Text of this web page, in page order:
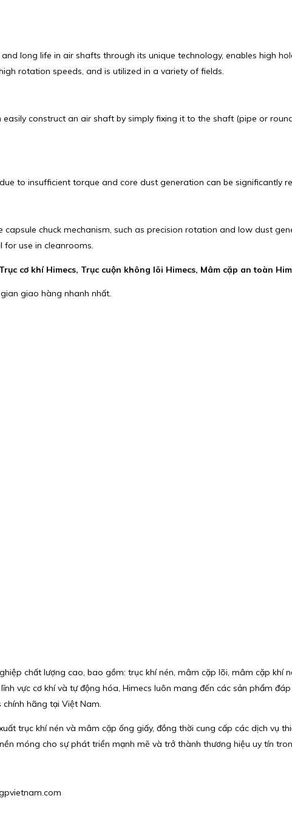
long life in air shafts through its unique technology, enables high
rotation speeds, and is utilized in a variety of fields.
construct an air shaft by simply fixing it to the shaft (pipe or
to insufficient torque and core dust generation can be significantly
chuck mechanism, such as precision rotation and low dust
use in cleanrooms.
cơ khí Himecs, Trục cuộn không lõi Himecs, Mâm cặp an toàn
giao hàng nhanh nhất.
chất lượng cao, bao gồm: trục khí nén, mâm cặp lõi, mâm cặp khí
vực cơ khí và tự động hóa, Himecs luôn mang đến các sản phẩm
hãng tại Việt Nam.
trục khí nén và mâm cặp ống giấy, đồng thời cung cấp các dịch vụ
móng cho sự phát triển mạnh mẽ và trở thành thương hiệu uy tín